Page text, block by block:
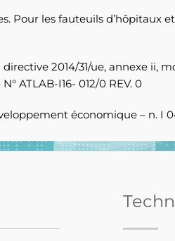
Pour les fauteuils d’hôpitaux
2014/31/ue, annexe ii,
ATLAB-I16- 012/0 REV. 0
économique – n. I